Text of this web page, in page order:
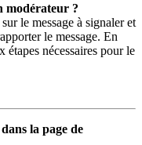
modérateur ?
le message à signaler et
le message. En
étapes nécessaires pour le
la page de